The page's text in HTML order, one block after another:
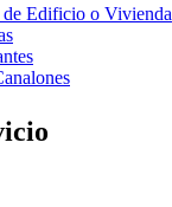
Edificio o Vivienda